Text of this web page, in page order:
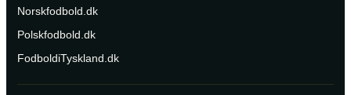
Norskfodbold.dk
Polskfodbold.dk
FodboldiTyskland.dk